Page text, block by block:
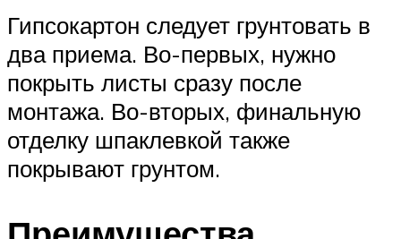
Гипсокартон следует грунтовать в
два приема. Во-первых, нужно
покрыть листы сразу после
монтажа. Во-вторых, финальную
отделку шпаклевкой также
покрывают грунтом.